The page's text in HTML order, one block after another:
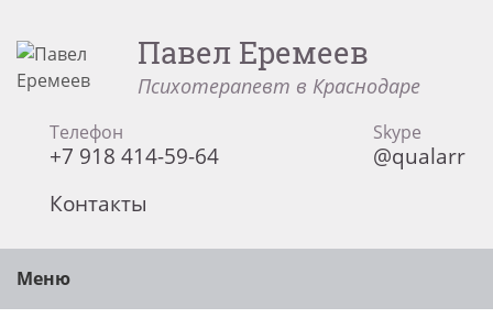
Павел Еремеев
Психотерапевт в Краснодаре
Телефон
+7 918 414-59-64
Skype
@qualarr
Контакты
Меню